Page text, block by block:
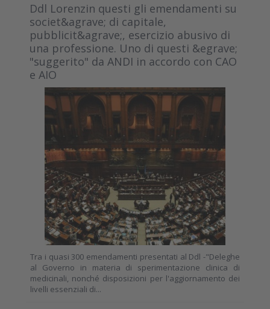
Ddl Lorenzin questi gli emendamenti su
societ&agrave; di capitale,
pubblicit&agrave;, esercizio abusivo di
una professione. Uno di questi &egrave;
"suggerito" da ANDI in accordo con CAO
e AIO
Tra i quasi 300 emendamenti presentati al Ddl -"Deleghe
al Governo in materia di sperimentazione clinica di
medicinali, nonché disposizioni per l'aggiornamento dei
livelli essenziali di...